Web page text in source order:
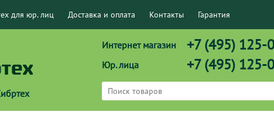
для юр. лиц Доставка и оплата Контакты Гарантия
Интернет магазин +7 (495) 125-
Юр. лица +7 (495) 125-